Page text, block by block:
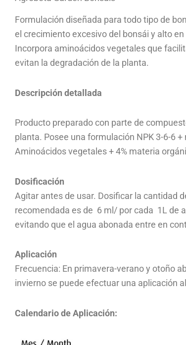
Formulación diseñada para todo tipo de
el crecimiento excesivo del bonsái y alto
Incorpora aminoácidos vegetales que
evitan la degradación de la planta.
Descripción detallada
Producto preparado con parte de
planta. Posee una formulación NPK 3-6-6
Aminoácidos vegetales + 4% materia
Dosificación
Agitar antes de usar. Dosificar la cantidad
recomendada es de 6 ml/ por cada 1L de
evitando que el agua abonada entre en
Aplicación
Frecuencia: En primavera-verano y otoño
invierno se puede efectuar una aplicación
Calendario de Aplicación: